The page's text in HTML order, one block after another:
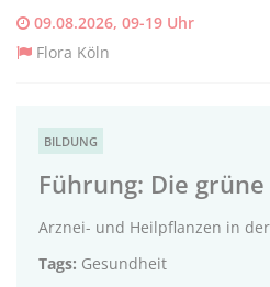
09.08.2026, 09-19 Uhr
Flora Köln
BILDUNG
Führung: Die
Arznei- und Heilpflanzen in
Tags: Gesundheit